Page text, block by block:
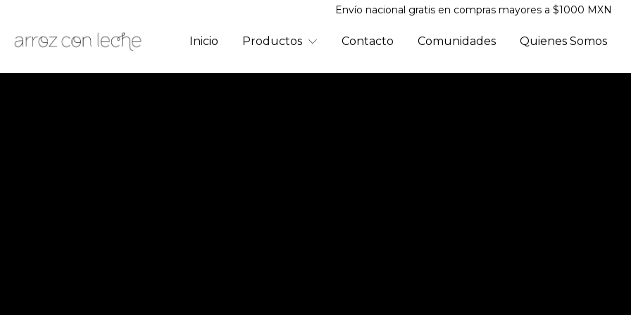
Envío nacional gratis en compras mayores a $1000 MXN
Inicio Productos Contacto Comunidades Quienes Somos